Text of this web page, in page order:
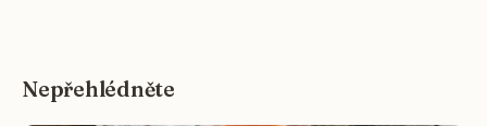
Nepřehlédněte